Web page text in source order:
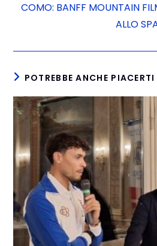
COMO: BANFF MOUNTAIN
ALLO
POTREBBE ANCHE PIACERTI